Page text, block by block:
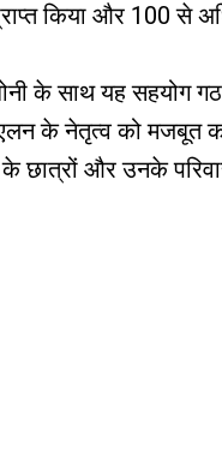
किया और 100 से
के साथ यह सहयोग
के नेतृत्व को मजबूत
के छात्रों और उनके